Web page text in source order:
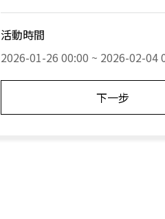
活動時間
2026-01-26 00:00 ~ 2026-02-04
下一步